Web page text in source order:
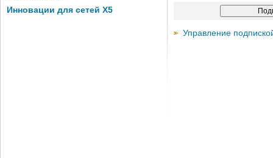
Инновации для сетей X5
Управление